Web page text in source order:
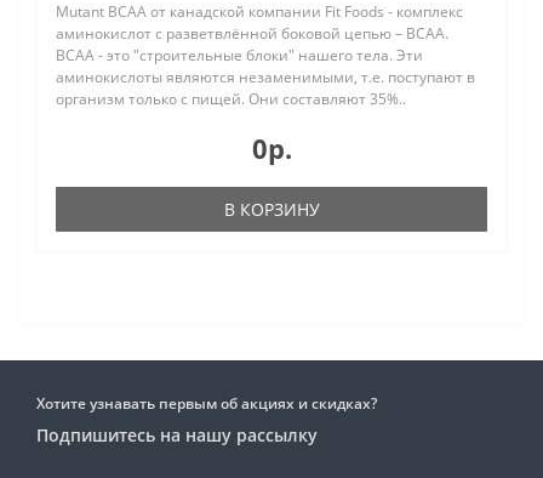
Mutant BCAA от канадской компании Fit Foods - комплекс
аминокислот с разветвлённой боковой цепью – ВСАА.
BCAA - это "строительные блоки" нашего тела. Эти
аминокислоты являются незаменимыми, т.е. поступают в
организм только с пищей. Они составляют 35%..
0р.
В КОРЗИНУ
Хотите узнавать первым об акциях и скидках?
Подпишитесь на нашу рассылку